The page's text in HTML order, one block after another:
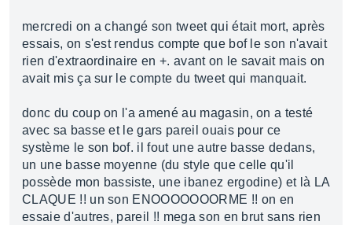
mercredi on a changé son tweet qui était mort, après
essais, on s'est rendus compte que bof le son n'avait
rien d'extraordinaire en +. avant on le savait mais on
avait mis ça sur le compte du tweet qui manquait.
donc du coup on l'a amené au magasin, on a testé
avec sa basse et le gars pareil ouais pour ce
système le son bof. il fout une autre basse dedans,
un une basse moyenne (du style que celle qu'il
possède mon bassiste, une ibanez ergodine) et là LA
CLAQUE !! un son ENOOOOOOORME !! on en
essaie d'autres, pareil !! mega son en brut sans rien